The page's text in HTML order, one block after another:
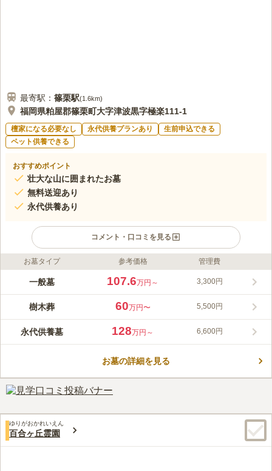
最寄駅： 篠栗駅(1.6km)
福岡県粕屋郡篠栗町大字津波黒字極楽111-1
檀家になる必要なし 永代供養プランあり
生前申込できる
ペット供養できる
おすすめポイント
壮大な山に囲まれたお墓
無料送迎あり
永代供養あり
コメント・口コミを見る
ライフドット編集部のコメント
雄大な山に囲まれた自然豊かなお墓です。清々しい空気が漂う場
やお彼岸には「合同慰霊祭」や「献灯際」が開催され、沢山の人
で賑わうので故人も寂しくありません。電話をすると無料で送迎
ことができるのも嬉しいポイントです。車椅子の無料貸し出しサ
ービス等の優しい気遣いがあります。また、売店を完備してお
り、お花や線香などを販売しています。手ぶらでお参りに行くこ
事務所でお花、お香や線香が買えるが金額が高いために霊園近く
のコンビニで買い物をしに行く。冬は寒く春から秋にかけて蜘蛛や蜂がた
くさんいるために刺されるのではないかと怖い。
お墓タイプ 参考価格 管理費
一般墓 107.6万円～ 3,300円
樹木葬 60万円〜 5,500円
永代供養墓 128万円～ 6,600円
お墓の詳細を見る
ゆりがおかれいえん
百合ヶ丘霊園